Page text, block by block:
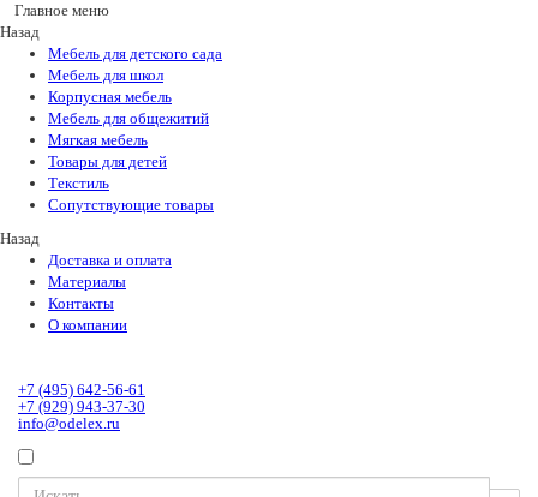
Главное меню
Назад
Мебель для детского сада
Мебель для школ
Корпусная мебель
Мебель для общежитий
Мягкая мебель
Товары для детей
Текстиль
Сопутствующие товары
Назад
Доставка и оплата
Материалы
Контакты
О компании
+7 (495) 642-56-61
+7 (929) 943-37-30
info@odelex.ru